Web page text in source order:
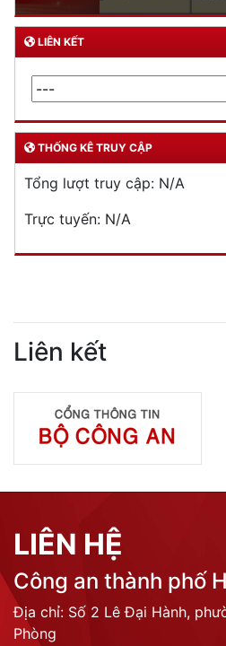
LIÊN KẾT
THỐNG KÊ TRUY CẬP
Tổng lượt truy cập: N/A
Trực tuyến: N/A
Liên kết
LIÊN HỆ
Công an thành phố
Địa chỉ: Số 2 Lê Đại Hành,
Phòng